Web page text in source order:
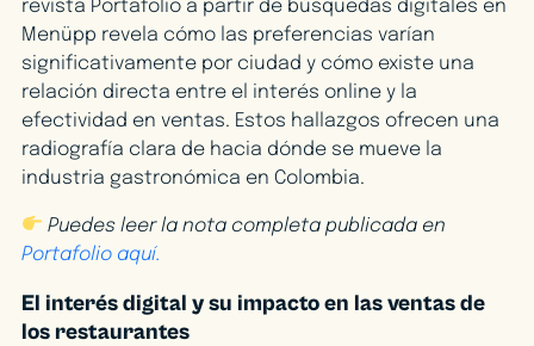
revista Portafolio a partir de búsquedas digitales en
Menüpp revela cómo las preferencias varían
significativamente por ciudad y cómo existe una
relación directa entre el interés online y la
efectividad en ventas. Estos hallazgos ofrecen una
radiografía clara de hacia dónde se mueve la
industria gastronómica en Colombia.
Puedes leer la nota completa publicada en
Portafolio aquí.
El interés digital y su impacto en las ventas de
los restaurantes